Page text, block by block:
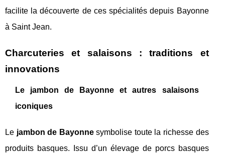
facilite la découverte de ces spécialités depuis Bayonne
à Saint Jean.
Charcuteries et salaisons : traditions et
innovations
Le jambon de Bayonne et autres salaisons
iconiques
Le jambon de Bayonnesymbolise toute la richesse des
produits basques. Issu d’un élevage de porcs basques